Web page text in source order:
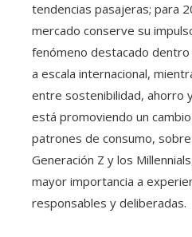
tendencias pasajeras; para
mercado conserve su
fenómeno destacado
a escala internacional,
entre sostenibilidad, ahorro
está promoviendo un
patrones de consumo,
Generación Z y los
mayor importancia a
responsables y deliberadas.